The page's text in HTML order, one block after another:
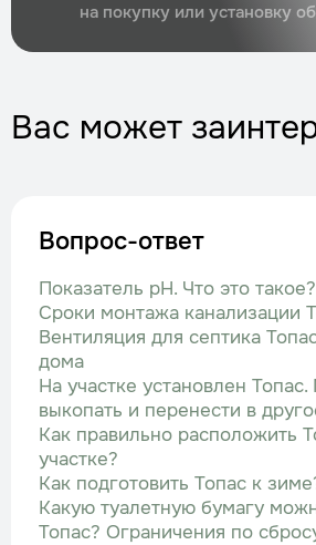
на покупку или установку
Вас может
Вопрос-ответ
Показатель рН. Что это такое?
Сроки монтажа канализации
Вентиляция для септика
дома
На участке установлен
выкопать и перенести в
Как правильно расположить
участке?
Как подготовить Топас к
Какую туалетную бумагу
Топас? Ограничения по